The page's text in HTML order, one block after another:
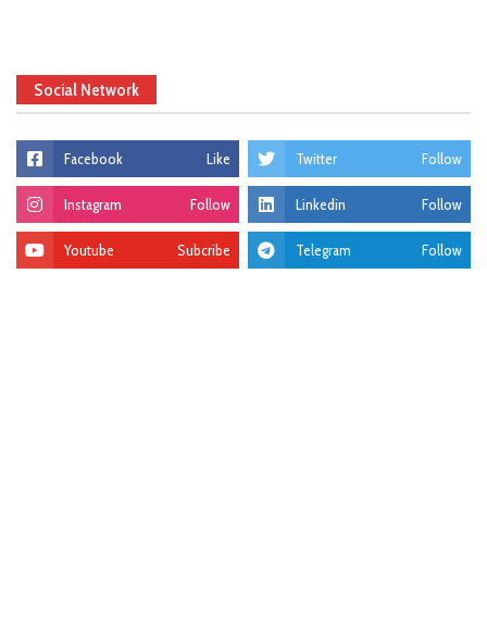
Social Network
Facebook Like Twitter Follow
Instagram Follow Linkedin Follow
Youtube Subcribe Telegram Follow